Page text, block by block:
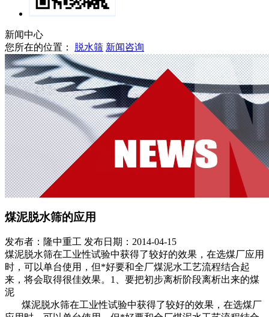
新闻中心
您所在的位置：
脱水筛 新闻咨询
煤泥脱水筛的应用
发布者：隆中重工 发布日期：2014-04-15
煤泥脱水筛在工业性试验中获得了较好的效果，在选煤厂应用
时，可以单台使用，但*好要和全厂煤泥水工艺流程结合起
来，将会取得很佳效果。1、要把初步离析阶段离析出来的煤
泥
煤泥脱水筛在工业性试验中获得了较好的效果，在选煤厂